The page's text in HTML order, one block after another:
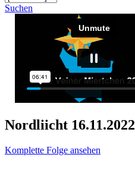
Suchen
Nordliicht 16.11.2022
Komplette Folge ansehen